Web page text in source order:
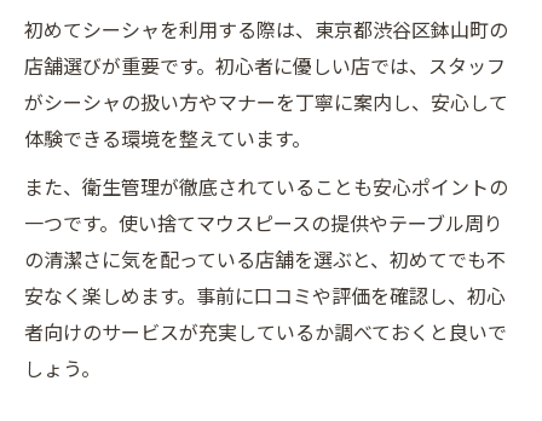
シーシャ利用時の火気管理とその大切さ
周囲と調和するシーシャの注意事項
初めてシーシャを利用する際は、東京都渋谷区鉢山町の
店舗選びが重要です。初心者に優しい店では、スタッフ
がシーシャの扱い方やマナーを丁寧に案内し、安心して
体験できる環境を整えています。
また、衛生管理が徹底されていることも安心ポイントの
一つです。使い捨てマウスピースの提供やテーブル周り
の清潔さに気を配っている店舗を選ぶと、初めてでも不
安なく楽しめます。事前に口コミや評価を確認し、初心
者向けのサービスが充実しているか調べておくと良いで
しょう。